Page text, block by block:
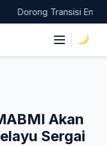
Transisi Energi di
Akan
Sergai